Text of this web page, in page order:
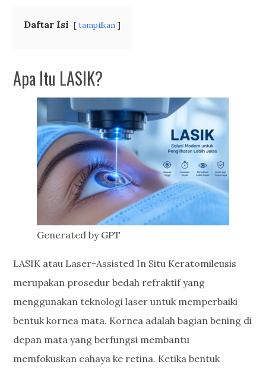
Daftar Isi tampilkan
Apa Itu LASIK?
Generated by GPT
LASIK atau Laser-Assisted In Situ Keratomileusis
merupakan prosedur bedah refraktif yang
menggunakan teknologi laser untuk memperbaiki
bentuk kornea mata. Kornea adalah bagian bening di
depan mata yang berfungsi membantu
memfokuskan cahaya ke retina. Ketika bentuk